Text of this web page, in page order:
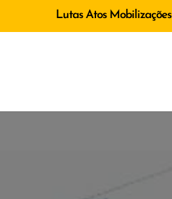
Lutas Atos Mobilizações